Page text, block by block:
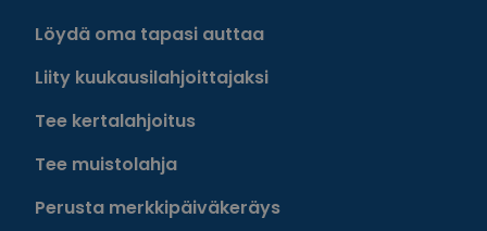
Löydä oma tapasi auttaa
Liity kuukausilahjoittajaksi
Tee kertalahjoitus
Tee muistolahja
Perusta merkkipäiväkeräys